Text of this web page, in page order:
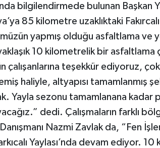
bilgilendirmede bulunan Başkan
85 kilometre uzaklıktaki Fakırcalı
yapmış olduğu asfaltlama ve
10 kilometrelik bir asfaltlama
çalışanlarına teşekkür ediyoruz,
haliyle, altyapısı tamamlanmış
Yayla sezonu tamamlanana kadar
dedi. Çalışmaların farklı
Nazmi Zavlak da, “Fen
Yaylası’nda devam ediyor. 10